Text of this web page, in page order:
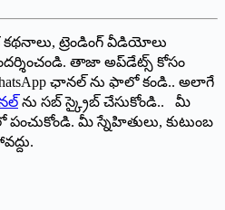
కథనాలు, ట్రెండింగ్ వీడియోలు
తాజా అప్‌డేట్స్ కోసం
ఛానల్ ను ఫాలో కండి.. అలాగే
ను సబ్ స్క్రైబ్ చేసుకోండి.. మీ
మీ స్నేహితులు, కుటుంబ